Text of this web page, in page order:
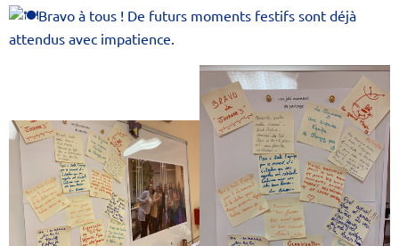
Bravo à tous ! De futurs moments festifs sont déjà
attendus avec impatience.